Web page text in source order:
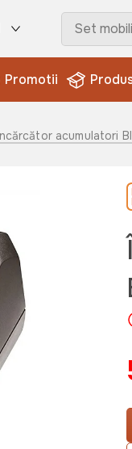
Promotii
acumulatori